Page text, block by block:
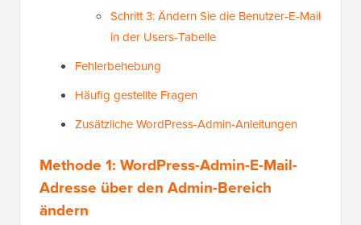
Schritt 3: Ändern Sie die Benutzer-E-Mail
in der Users-Tabelle
Fehlerbehebung
Häufig gestellte Fragen
Zusätzliche WordPress-Admin-Anleitungen
Methode 1: WordPress-Admin-E-Mail-
Adresse über den Admin-Bereich
ändern